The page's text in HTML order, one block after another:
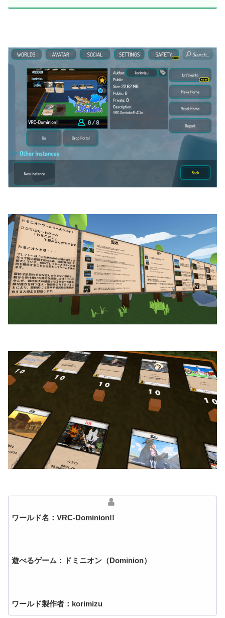
ワールド名：VRC-Dominion!!
遊べるゲーム：ドミニオン（Dominion）
ワールド製作者：korimizu